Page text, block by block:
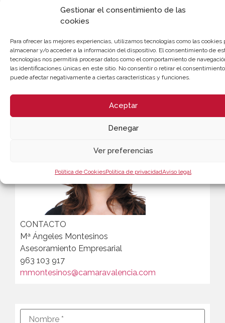
Gestionar el consentimiento de las
cookies
Para ofrecer las mejores experiencias, utilizamos tecnologías como las cookies
almacenar y/o acceder a la información del dispositivo. El consentimiento de
tecnologías nos permitirá procesar datos como el comportamiento de
las identificaciones únicas en este sitio. No consentir o retirar el
puede afectar negativamente a ciertas características y funciones.
Aceptar
Denegar
Ver preferencias
Política de CookiesPolítica de privacidadAviso legal
Descargar programa
CONTACTO
Mª Ángeles Montesinos
Asesoramiento Empresarial
963 103 917
mmontesinos@camaravalencia.com